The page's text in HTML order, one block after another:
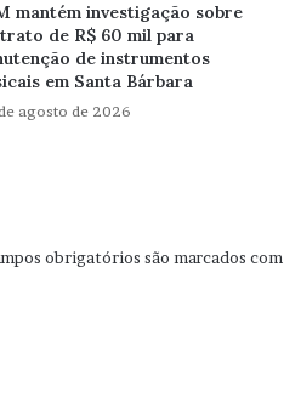
mantém investigação sobre
de R$ 60 mil para
de instrumentos
em Santa Bárbara
agosto de 2026
obrigatórios são marcados com